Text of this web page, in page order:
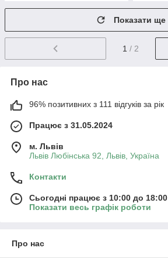
Показати ще
1 / 2
Про нас
96% позитивних з 111 відгуків за рік
Працює з 31.05.2024
м. Львів
Львів Любінська 92, Львів, Україна
Контакти
Сьогодні працює з 10:00 до 18:00
Показати весь графік роботи
Про нас